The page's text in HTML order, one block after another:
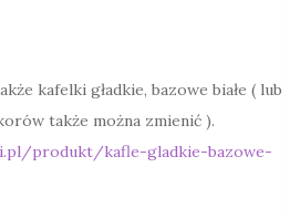
kafelki gładkie, bazowe białe ( lub
także można zmienić ).
produkt/kafle-gladkie-bazowe-